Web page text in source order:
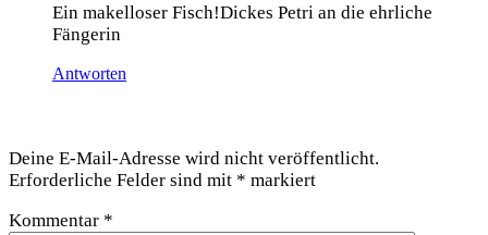
Ein makel­lo­ser Fisch!Dickes Petri an die ehr­li­che
Fängerin
Antworten
Deine E-Mail-Adresse wird nicht veröffentlicht.
Erforderliche Felder sind mit * markiert
Kommentar *